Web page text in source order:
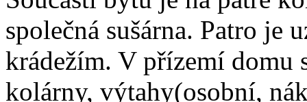
společná sušárna. Patro je
krádežím. V přízemí domu
kolárny, výtahy(osobní,